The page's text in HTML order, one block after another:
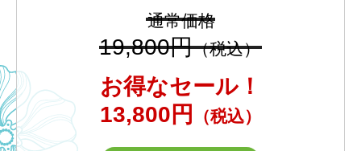
通常価格
19,800円（税込）
お得なセール！
13,800円
（税込）